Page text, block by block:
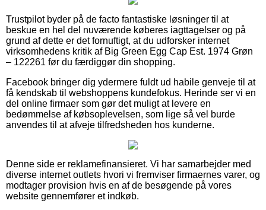
Trustpilot byder på de facto fantastiske løsninger til at
beskue en hel del nuværende køberes iagttagelser og på
grund af dette er det fornuftigt, at du udforsker internet
virksomhedens kritik af Big Green Egg Cap Est. 1974 Grøn
– 122261 før du færdiggør din shopping.
Facebook bringer dig ydermere fuldt ud habile genveje til at
få kendskab til webshoppens kundefokus. Herinde ser vi en
del online firmaer som gør det muligt at levere en
bedømmelse af købsoplevelsen, som lige så vel burde
anvendes til at afveje tilfredsheden hos kunderne.
Denne side er reklamefinansieret. Vi har samarbejder med
diverse internet outlets hvori vi fremviser firmaernes varer, og
modtager provision hvis en af de besøgende på vores
website gennemfører et indkøb.